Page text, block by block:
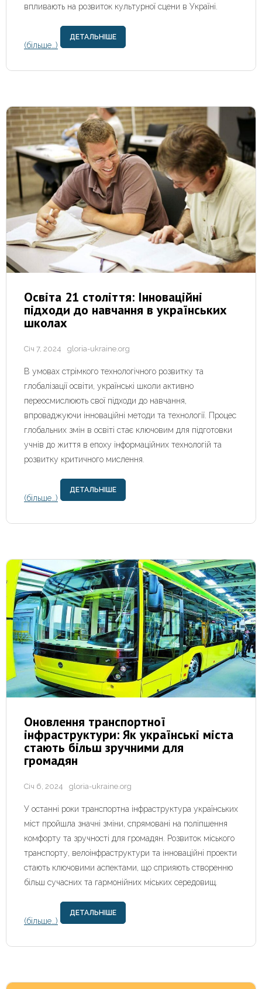
впливають на розвиток культурної сцени в Україні.
(більше…)
ДЕТАЛЬНІШЕ
Освіта 21 століття: Інноваційні
підходи до навчання в українських
школах
Січ 7, 2024 gloria-ukraine.org
В умовах стрімкого технологічного розвитку та
глобалізації освіти, українські школи активно
переосмислюють свої підходи до навчання,
впроваджуючи інноваційні методи та технології. Процес
глобальних змін в освіті стає ключовим для підготовки
учнів до життя в епоху інформаційних технологій та
розвитку критичного мислення.
(більше…)
ДЕТАЛЬНІШЕ
Оновлення транспортної
інфраструктури: Як українські міста
стають більш зручними для
громадян
Січ 6, 2024 gloria-ukraine.org
У останні роки транспортна інфраструктура українських
міст пройшла значні зміни, спрямовані на поліпшення
комфорту та зручності для громадян. Розвиток міського
транспорту, велоінфраструктури та інноваційні проекти
стають ключовими аспектами, що сприяють створенню
більш сучасних та гармонійних міських середовищ.
(більше…)
ДЕТАЛЬНІШЕ